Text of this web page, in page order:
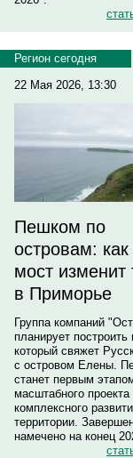
Регион сегодня
22 Мая 2026, 13:30
Пешком по
островам:
мост изменит
в Приморье
Группа компаний
планирует построить
который свяжет
с островом Елены.
станет первым
масштабного проекта
комплексного
территории.
намечено на конец